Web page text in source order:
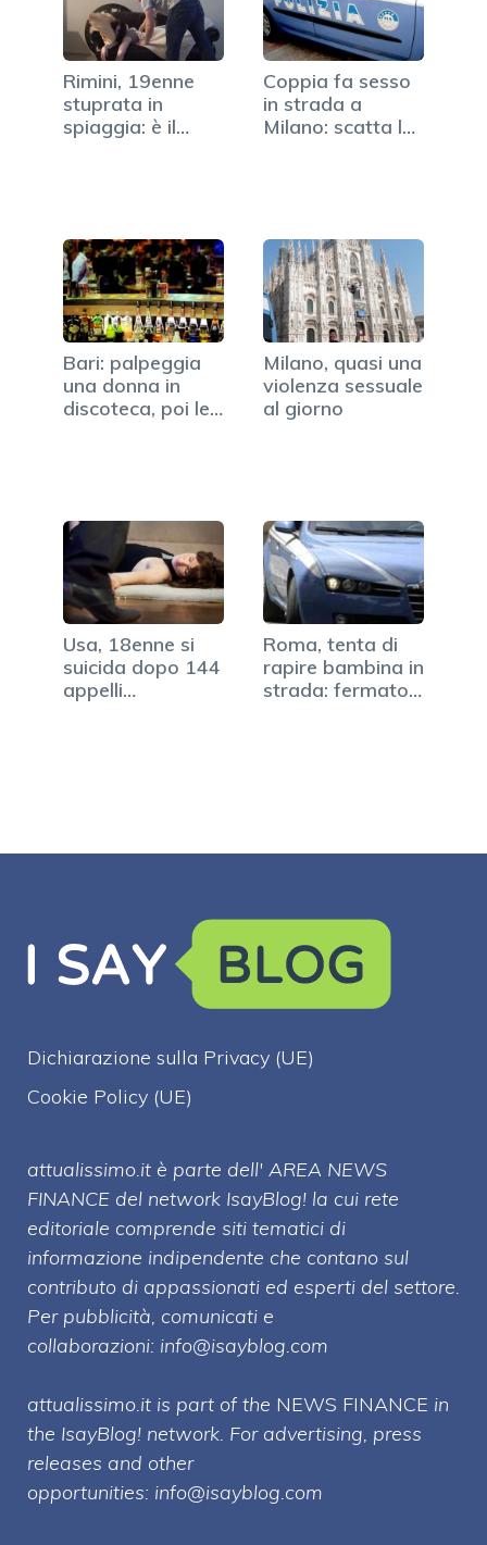
Rimini, 19enne
stuprata in
spiaggia: è il
Coppia fa sesso
in strada a
Milano: scatta la
Bari: palpeggia
una donna in
discoteca, poi le…
Milano, quasi una
violenza sessuale
al giorno
Usa, 18enne si
suicida dopo 144
appelli
Roma, tenta di
rapire bambina in
strada: fermato
Dichiarazione sulla Privacy (UE)
Cookie Policy (UE)
attualissimo.it è parte dell' AREA NEWS
FINANCE del network IsayBlog! la cui rete
editoriale comprende siti tematici di
informazione indipendente che contano sul
contributo di appassionati ed esperti del settore.
Per pubblicità, comunicati e
collaborazioni: info@isayblog.com
attualissimo.it is part of the NEWS FINANCE in
the IsayBlog! network. For advertising, press
releases and other
opportunities: info@isayblog.com